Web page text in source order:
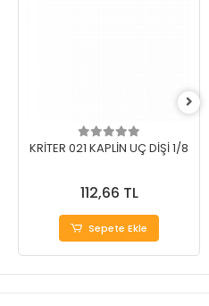
KRİTER 021 KAPLİN UÇ DİŞİ 1/8
112,66 TL
Sepete Ekle